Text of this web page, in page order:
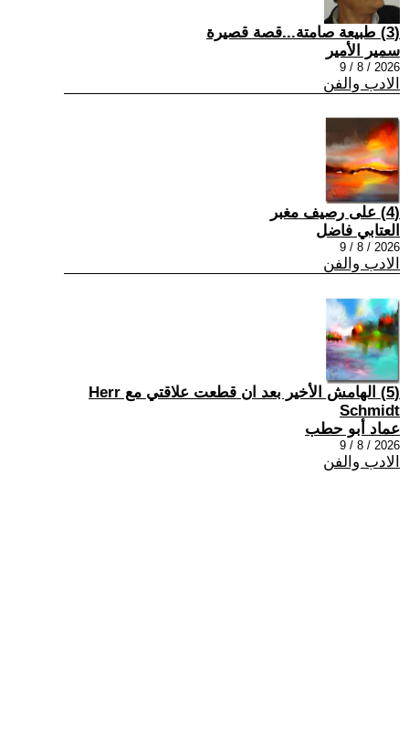
(3) طبيعة صامتة...قصة قصيرة
سمير الأمير
2026 / 8 / 9
الادب والفن
(4) على رصيف مغبر
العتابي فاضل
2026 / 8 / 9
الادب والفن
(5) الهامش الأخير بعد ان قطعت علاقتي مع Herr
Schmidt
عماد أبو حطب
2026 / 8 / 9
الادب والفن